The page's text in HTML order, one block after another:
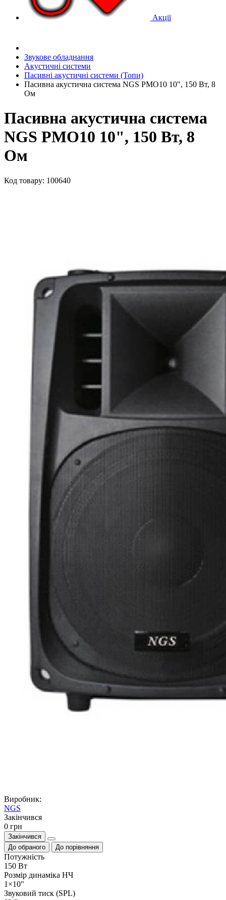
Акції
Звукове обладнання
Акустичні системи
Пасивні акустичні системи (Топи)
Пасивна акустична система NGS PMO10 10", 150 Вт, 8
Ом
Пасивна акустична система
NGS PMO10 10", 150 Вт, 8
Ом
Код товару: 100640
Виробник:
NGS
Закiнчився
0 грн
Закінчився
До обраного
До порівняння
Потужність
150 Вт
Розмір динаміка НЧ
1×10"
Звуковий тиск (SPL)